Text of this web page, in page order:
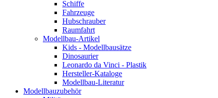
Schiffe
Fahrzeuge
Hubschrauber
Raumfahrt
Modellbau-Artikel
Kids - Modellbausätze
Dinosaurier
Leonardo da Vinci - Plastik
Hersteller-Kataloge
Modellbau-Literatur
Modellbauzubehör